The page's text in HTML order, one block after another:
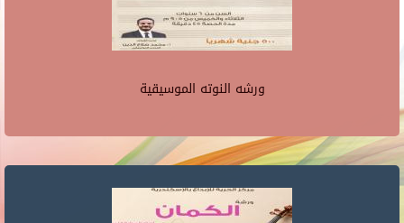
ورشه النوته الموسيقية